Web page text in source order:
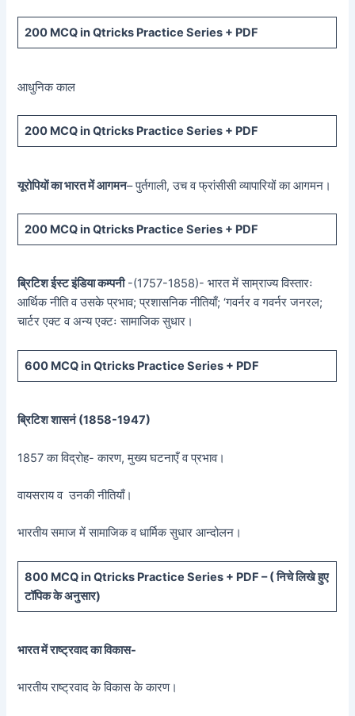
200 MCQ in Qtricks Practice Series + PDF
आधुनिक काल
200 MCQ in Qtricks Practice Series + PDF
यूरोपियों का भारत में आगमन– पुर्तगाली, उच व फ्रांसीसी व्यापारियों का आगमन।
200 MCQ in Qtricks Practice Series + PDF
ब्रिटिश ईस्ट इंडिया कम्पनी-(1757-1858)- भारत में साम्राज्य विस्तारः
आर्थिक नीति व उसके प्रभाव; प्रशासनिक नीतियाँ; ‘गवर्नर व गवर्नर जनरल;
चार्टर एक्ट व अन्य एक्टः सामाजिक सुधार।
600 MCQ in Qtricks Practice Series + PDF
ब्रिटिश शासनं (1858-1947)
1857 का विद्रोह- कारण, मुख्य घटनाएँ व प्रभाव।
वायसराय व उनकी नीतियाँ।
भारतीय समाज में सामाजिक व धार्मिक सुधार आन्दोलन।
800 MCQ in Qtricks Practice Series + PDF – (निचे लिखे हुए
टॉपिक के अनुसार)
भारत में राष्ट्रवाद का विकास-
भारतीय राष्ट्रवाद के विकास के कारण।